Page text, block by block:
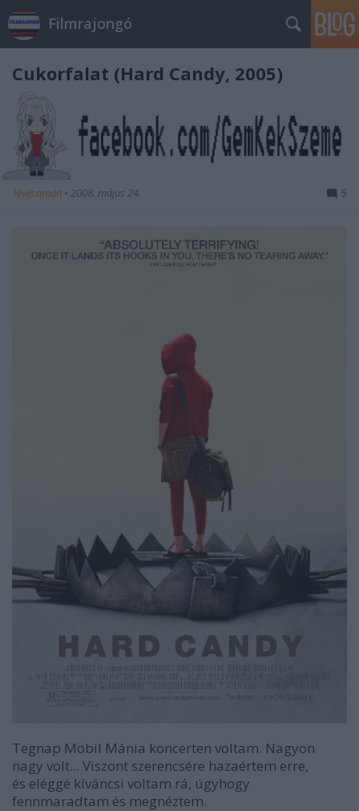
Filmrajongó
Cukorfalat (Hard Candy, 2005)
Tévésámán • 2008. május 24. 5
Tegnap Mobil Mánia koncerten voltam. Nagyon
nagy volt... Viszont szerencsére hazaértem erre,
és eléggé kíváncsi voltam rá, úgyhogy
fennmaradtam és megnéztem.